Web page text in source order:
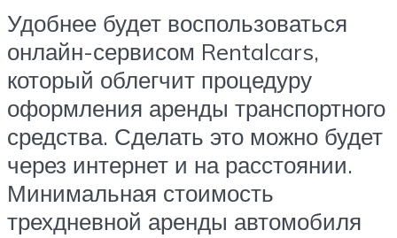
Удобнее будет воспользоваться
онлайн-сервисом Rentalcars,
который облегчит процедуру
оформления аренды транспортного
средства. Сделать это можно будет
через интернет и на расстоянии.
Минимальная стоимость
трехдневной аренды автомобиля